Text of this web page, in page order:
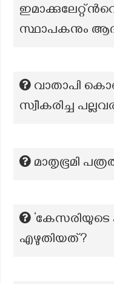
സ്ഥാപകനും
വാതാപി
സ്വീകരിച്ച
മാതൃഭൂമി
‘കേസരിയുടെ
എഴുതിയത്?